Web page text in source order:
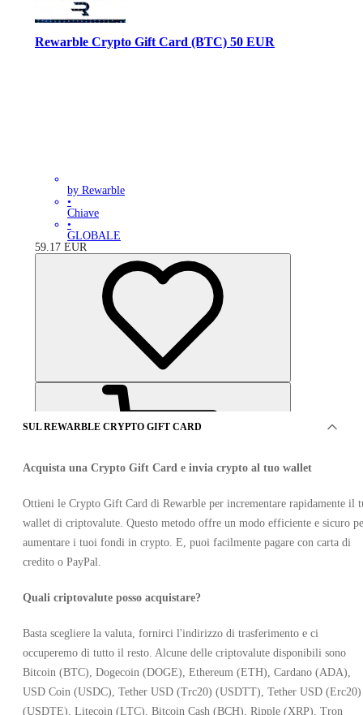
Rewarble Crypto Gift Card (BTC) 50 EUR
by Rewarble
•
Chiave
•
GLOBALE
59.17 EUR
OFFERTO DA 9 VENDITORI
Rewarble Crypto Gift Card 110 USD
SUL REWARBLE CRYPTO GIFT CARD
Acquista una Crypto Gift Card e invia crypto al tuo wallet
Ottieni le Crypto Gift Card di Rewarble per incrementare rapidamente il
wallet di criptovalute. Questo metodo offre un modo efficiente e sicuro
aumentare i tuoi fondi in crypto. E, puoi facilmente pagare con carta di
credito o PayPal.
Quali criptovalute posso acquistare?
Basta scegliere la valuta, fornirci l'indirizzo di trasferimento e ci
occuperemo di tutto il resto. Alcune delle criptovalute disponibili sono
Bitcoin (BTC), Dogecoin (DOGE), Ethereum (ETH), Cardano (ADA),
USD Coin (USDC), Tether USD (Trc20) (USDTT), Tether USD (Erc20)
(USDTE), Litecoin (LTC), Bitcoin Cash (BCH), Ripple (XRP), Tron